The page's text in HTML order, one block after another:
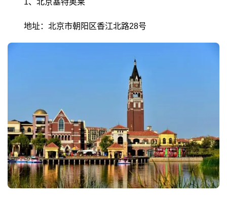
地址：北京市朝阳区香江北路28号